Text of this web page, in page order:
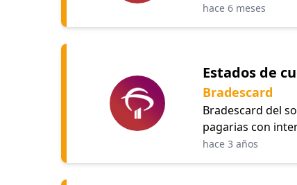
hace 6 meses
Estados de
Bradescard
Bradescard del
pagarias con
hace 3 años